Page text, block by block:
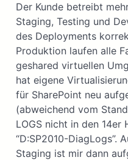
Der Kunde betreibt
Staging, Testing und
des Deployments
Produktion laufen alle
geshared virtuellen
hat eigene
für SharePoint neu
(abweichend vom
LOGS nicht in den 14er
“D:SP2010-DiagLogs”.
Staging ist mir dann